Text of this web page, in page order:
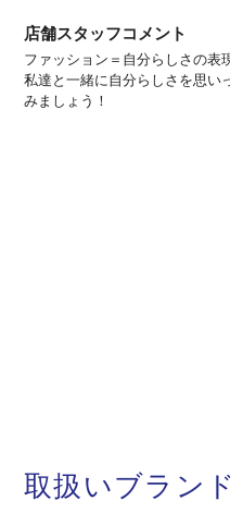
店舗スタッフコメント
ファッション＝自分らしさの表
私達と一緒に自分らしさを思い
みましょう！
取扱いブランド